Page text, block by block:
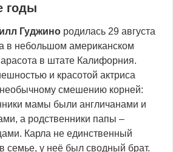
годы
Гуджино родилась 29 августа
в небольшом американском
в штате Калифорния.
и красотой актриса
смешению корней:
мамы были англичанами и
а родственники папы –
Карла не единственный
семье, у неё был сводный брат.